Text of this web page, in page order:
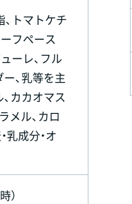
、トマトケチ
フペース
ーレ、フル
、乳等を主
カカオマス
メル、カロ
乳成分・オ
）